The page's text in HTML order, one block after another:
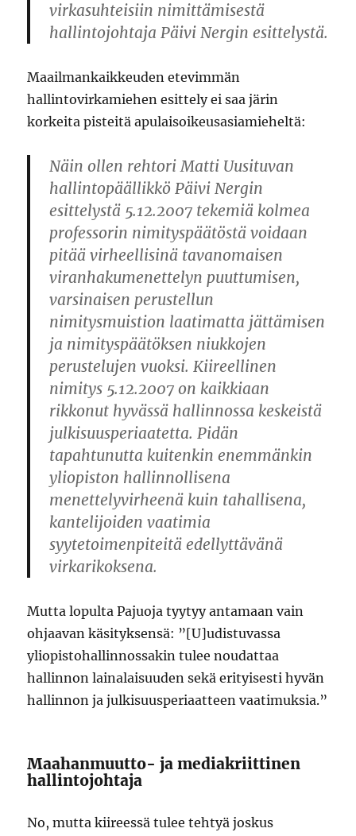
virkasuhteisiin nimittämisestä
hallintojohtaja Päivi Nergin esittelystä.
Maailmankaikkeuden etevimmän
hallintovirkamiehen esittely ei saa järin
korkeita pisteitä apulaisoikeusasiamieheltä:
Näin ollen rehtori Matti Uusituvan
hallintopäällikkö Päivi Nergin
esittelystä 5.12.2007 tekemiä kolmea
professorin nimityspäätöstä voidaan
pitää virheellisinä tavanomaisen
viranhakumenettelyn puuttumisen,
varsinaisen perustellun
nimitysmuistion laatimatta jättämisen
ja nimityspäätöksen niukkojen
perustelujen vuoksi. Kiireellinen
nimitys 5.12.2007 on kaikkiaan
rikkonut hyvässä hallinnossa keskeistä
julkisuusperiaatetta. Pidän
tapahtunutta kuitenkin enemmänkin
yliopiston hallinnollisena
menettelyvirheenä kuin tahallisena,
kantelijoiden vaatimia
syytetoimenpiteitä edellyttävänä
virkarikoksena.
Mutta lopulta Pajuoja tyytyy antamaan vain
ohjaavan käsityksensä: ”[U]udistuvassa
yliopistohallinnossakin tulee noudattaa
hallinnon lainalaisuuden sekä erityisesti hyvän
hallinnon ja julkisuusperiaatteen vaatimuksia.”
Maahanmuutto- ja mediakriittinen
hallintojohtaja
No, mutta kiireessä tulee tehtyä joskus